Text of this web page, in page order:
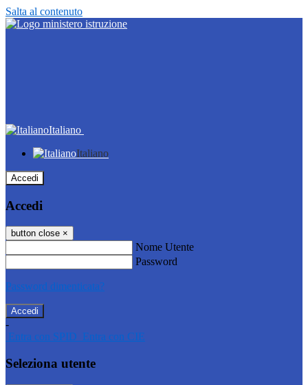
Salta al contenuto
Italiano
Italiano
Accedi
Accedi
button close ×
Nome Utente
Password
Password dimenticata?
-
Entra con SPID Entra con CIE
Seleziona utente